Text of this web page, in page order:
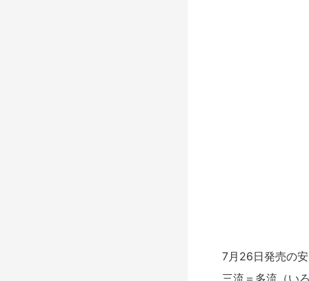
7月26日発売の